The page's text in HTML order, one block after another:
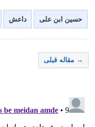
حسین ابن علی داعش
→ مقاله قبلی